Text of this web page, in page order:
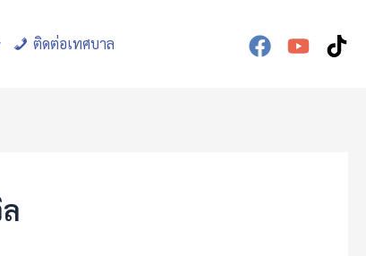
ติดต่อเทศบาล